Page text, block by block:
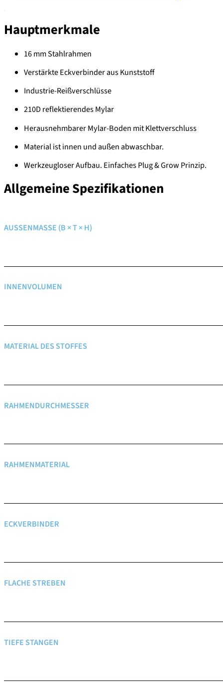
Hauptmerkmale
16 mm Stahlrahmen
Verstärkte Eckverbinder aus Kunststoff
Industrie-Reißverschlüsse
210D reflektierendes Mylar
Herausnehmbarer Mylar-Boden mit Klettverschluss
Material ist innen und außen abwaschbar.
Werkzeugloser Aufbau. Einfaches Plug & Grow Prinzip.
Allgemeine Spezifikationen
AUSSENMASSE (B × T × H)
INNENVOLUMEN
MATERIAL DES STOFFES
RAHMENDURCHMESSER
RAHMENMATERIAL
ECKVERBINDER
FLACHE STREBEN
TIEFE STANGEN